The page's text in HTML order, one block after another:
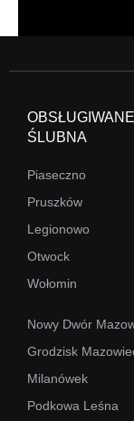
ŚLUBNA
Piaseczno
Pruszków
Legionowo
Otwock
Wołomin
Nowy Dwór
Grodzisk
Milanówek
Podkowa Leśna